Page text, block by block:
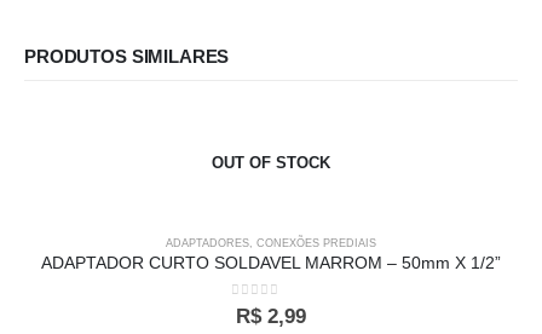
PRODUTOS SIMILARES
OUT OF STOCK
ADAPTADORES, CONEXÕES PREDIAIS
ADAPTADOR CURTO SOLDAVEL MARROM – 50mm X 1/2”
0out of 5
R$2,99